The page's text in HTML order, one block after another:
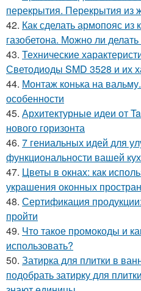
перекрытия. Перекрытия из
42. Как сделать армопояс из
газобетона. Можно ли
43. Технические
Светодиоды SMD 3528 и их
44. Монтаж конька на
особенности
45. Архитектурные идеи от
нового горизонта
46. 7 гениальных идей для
функциональности вашей
47. Цветы в окнах: как
украшения оконных
48. Сертификация
пройти
49. Что такое промокоды и
использовать?
50. Затирка для плитки в
подобрать затирку для